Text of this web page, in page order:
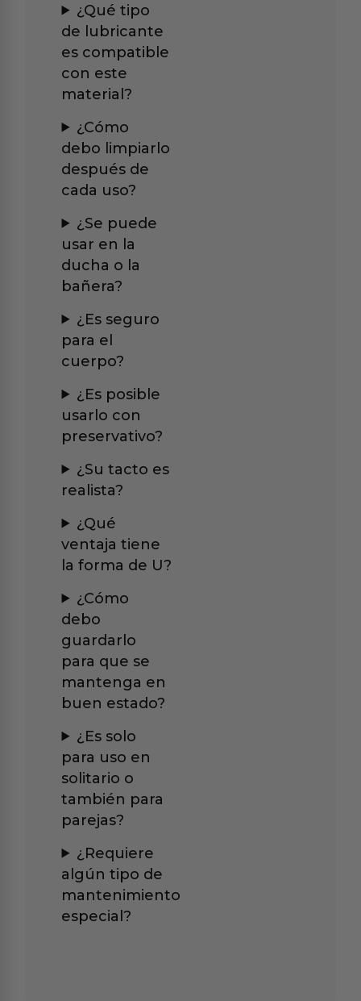
¿Qué tipo
de lubricante
es compatible
con este
material?
¿Cómo
debo limpiarlo
después de
cada uso?
¿Se puede
usar en la
ducha o la
bañera?
¿Es seguro
para el
cuerpo?
¿Es posible
usarlo con
preservativo?
¿Su tacto es
realista?
¿Qué
ventaja tiene
la forma de U?
¿Cómo
debo
guardarlo
para que se
mantenga en
buen estado?
¿Es solo
para uso en
solitario o
también para
parejas?
¿Requiere
algún tipo de
mantenimiento
especial?